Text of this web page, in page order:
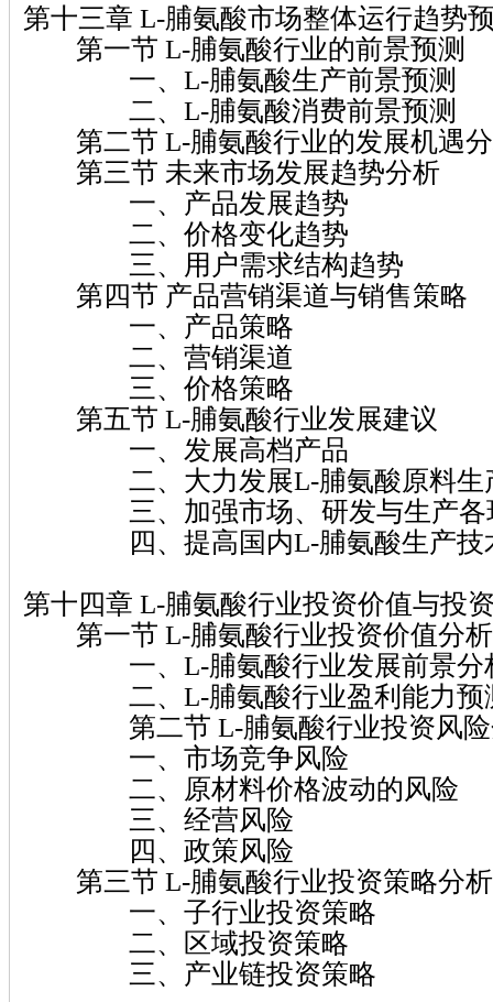
第十三章 L-脯氨酸市场整体运行趋势
第一节 L-脯氨酸行业的前景预测
一、L-脯氨酸生产前景预测
二、L-脯氨酸消费前景预测
第二节 L-脯氨酸行业的发展机遇
第三节 未来市场发展趋势分析
一、产品发展趋势
二、价格变化趋势
三、用户需求结构趋势
第四节 产品营销渠道与销售策略
一、产品策略
二、营销渠道
三、价格策略
第五节 L-脯氨酸行业发展建议
一、发展高档产品
二、大力发展L-脯氨酸原料生
三、加强市场、研发与生产各
四、提高国内L-脯氨酸生产技
第十四章 L-脯氨酸行业投资价值与投
第一节 L-脯氨酸行业投资价值分析
一、L-脯氨酸行业发展前景分
二、L-脯氨酸行业盈利能力预
第二节 L-脯氨酸行业投资风险
一、市场竞争风险
二、原材料价格波动的风险
三、经营风险
四、政策风险
第三节 L-脯氨酸行业投资策略分析
一、子行业投资策略
二、区域投资策略
三、产业链投资策略